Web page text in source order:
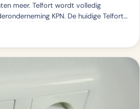
meer. Telfort wordt volledig
KPN. De huidige Telfort